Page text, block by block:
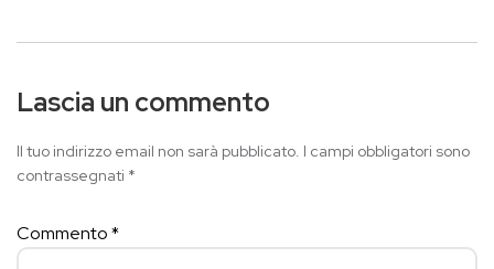
Lascia un commento
Il tuo indirizzo email non sarà pubblicato. I campi obbligatori sono
contrassegnati *
Commento*